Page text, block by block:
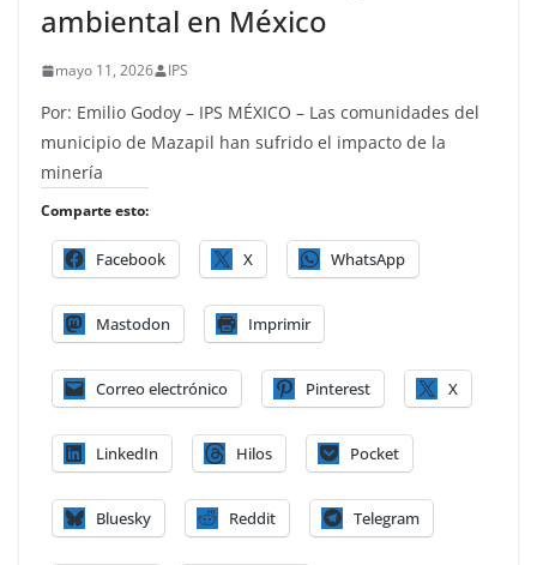
ambiental en México
mayo 11, 2026 IPS
Por: Emilio Godoy – IPS MÉXICO – Las comunidades del
municipio de Mazapil han sufrido el impacto de la
minería
Comparte esto:
Facebook X WhatsApp
Mastodon Imprimir
Correo electrónico Pinterest X
LinkedIn Hilos Pocket
Bluesky Reddit Telegram